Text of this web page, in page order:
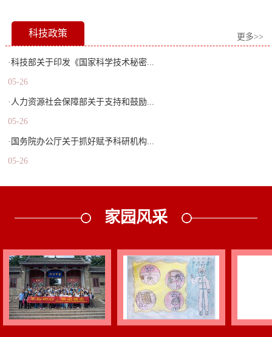
科技政策 更多>>
·科技部关于印发《国家科学技术秘密...
05-26
·人力资源社会保障部关于支持和鼓励...
05-26
·国务院办公厅关于抓好赋予科研机构...
05-26
家园风采